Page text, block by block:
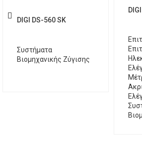
DIGI DS-560 SΚ
Συστήματα
Βιομηχανικής Ζύγισης